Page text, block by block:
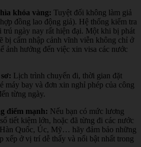
khóa vàng: Tuyệt đối không làm giả
đồng lao động giả). Hệ thống kiểm tra
trú ngày nay rất hiện đại. Một khi bị phát
bị cấm nhập cảnh vĩnh viễn không chỉ ở
ảnh hưởng đến việc xin visa các nước
Lịch trình chuyến đi, thời gian đặt
máy bay và đơn xin nghỉ phép của công
từng ngày.
điểm mạnh: Nếu bạn có mức lương
tiết kiệm lớn, hoặc đã từng đi các nước
Quốc, Úc, Mỹ… hãy đảm bảo những
xếp ở vị trí dễ thấy và nổi bật nhất trong